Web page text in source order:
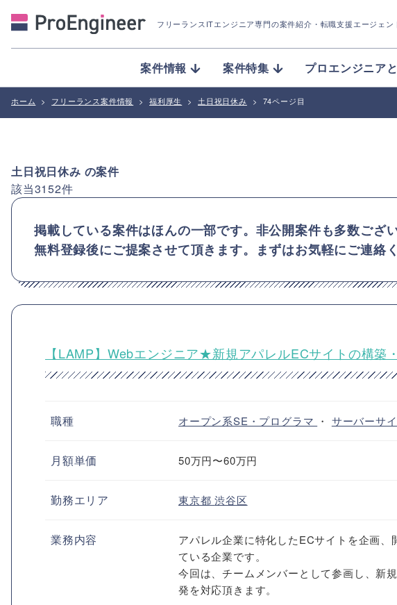
フリーランスITエンジニア専門の案件紹介 ・転職支援エージェン
案件情報 案件特集 プロエンジニア
ホーム > フリーランス案件情報 > 福利厚生 > 土日祝日休み > 74ページ目
土日祝日休み の案件
該当3152件
掲載している案件はほんの一部です。非公開案件も多数ござい
無料登録後にご提案させて頂きます。まずはお気軽にご連絡く
【LAMP】Webエンジニア★新規アパレルECサイトの構築
職種 オープン系SE・プログラマ ・ サーバーサ
月額単価 50万円〜60万円
勤務エリア 東京都渋谷区
業務内容
アパレル企業に特化したECサイトを企画
ている企業です。
今回は、チームメンバーとして参画し、新
発を対応頂きます。